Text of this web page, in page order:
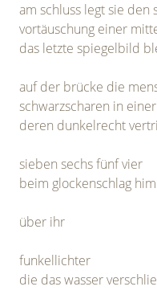
am schluss legt sie den
vortäuschung einer
das letzte spiegelbild
auf der brücke die
schwarzscharen in
deren dunkelrecht
sieben sechs fünf vier
beim glockenschlag
über ihr
funkellichter
die das wasser